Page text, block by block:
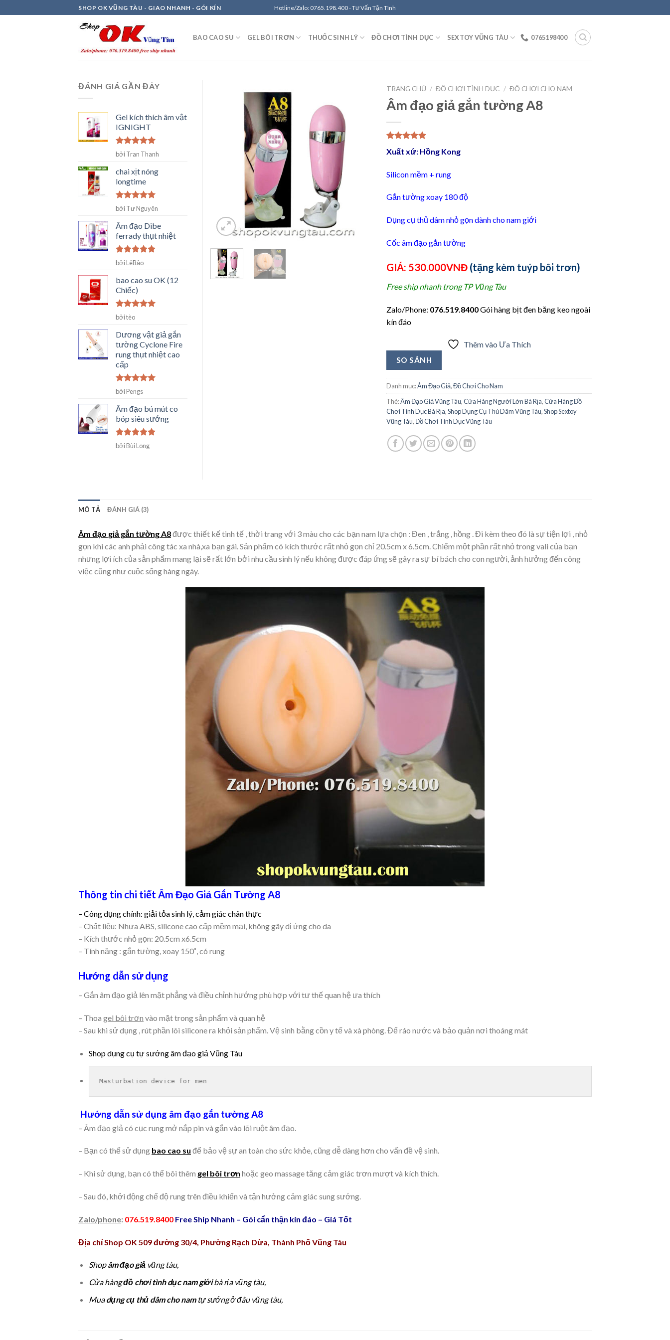
to
SHOP OK VŨNG TÀU - GIAO NHANH - GÓI KÍN Hotline/Zalo: 0765.198.400 - Tư Vấn Tận Tình
BAO CAO SU GEL BÔI TRƠN THUỐC SINH LÝ ĐỒ CHƠI TÌNH DỤC SEXTOY VŨNG TÀU 0765198400
Thêm
TRANG CHỦ / ĐỒ CHƠI TÌNH DỤC / ĐỒ CHƠI CHO NAM
Âm đạo giả gắn tường A8
5.00trên 5
dựa trên
Xuất xứ: Hồng Kong
Silicon mềm + rung
Gắn tường xoay 180 độ
Dụng cụ thủ dâm nhỏ gọn dành cho nam giới
Cốc âm đạo gắn tường
GIÁ: 530.000VNĐ (tặng kèm tuýp bôi trơn)
Free ship nhanh trong TP Vũng Tàu
Zalo/Phone: 076.519.8400Gói hàng bịt đen băng keo ngoài
kín đáo
Thêm vào Ưa Thích
SO SÁNH
Danh mục:Âm Đạo Giả,Đồ Chơi Cho Nam
Thẻ:Âm Đạo Giả Vũng Tàu,Cửa Hàng Người Lớn Bà Rịa,Cửa Hàng Đồ
Chơi Tình Dục Bà Rịa,Shop Dụng Cụ Thủ Dâm Vũng Tàu,Shop Sextoy
Vũng Tàu,Đồ Chơi Tình Dục Vũng Tàu
ĐÁNH GIÁ GẦN ĐÂY
Gel kích thích âm vật
IGNIGHT
Được xếp
sao
bởi Tran Thanh
chai xịt nóng
longtime
Được xếp
5
sao
bởi Tư Nguyên
Âm đạo Dibe
ferrady thụt nhiệt
Được xếp
sao
bởi LêBảo
bao cao su OK (12
Chiếc)
Được xếp
sao
bởi tèo
Dương vật giả gắn
tường Cyclone Fire
rung thụt nhiệt cao
cấp
Được xếp
55
sao
bởi Pengs
Âm đạo bú mút co
bóp siêu sướng
Được xếp
5
bởi Bùi Long
MÔ TẢ ĐÁNH GIÁ (3)
Âm đạo giả gắn tường A8được thiết kế tinh tế , thời trang với 3 màu cho các bạn nam lựa chọn : Đen , trắng , hồng . Đi kèm theo đó là sự tiện lợi , nhỏ
gọn khi các anh phải công tác xa nhà,xa bạn gái. Sản phẩm có kích thước rất nhỏ gọn chỉ 20.5cm x 6.5cm. Chiếm một phần rất nhỏ trong vali của bạn
nhưng lợi ích của sản phẩm mang lại sẽ rất lớn bởi nhu cầu sinh lý nếu không được đáp ứng sẽ gây ra sự bí bách cho con người, ảnh hưởng đến công
việc cũng như cuộc sống hàng ngày.
Thông tin chi tiết Âm Đạo Giả Gắn Tường A8
– Công dụng chính: giải tỏa sinh lý,cảm giác chân thực
– Chất liệu: Nhựa ABS, silicone cao cấp mềm mại, không gây dị ứng cho da
– Kích thước nhỏ gọn: 20.5cm x6.5cm
– Tính năng : gắn tường, xoay 150˚, có rung
Hướng dẫn sử dụng
– Gắn âm đạo giả lên mặt phẳng và điều chỉnh hướng phù hợp với tư thế quan hệ ưa thích
– Thoa gel bôi trơn vào mặt trong sản phẩm và quan hệ
– Sau khi sử dụng , rút phần lõi silicone ra khỏi sản phẩm. Vệ sinh bằng cồn y tế và xà phòng. Để ráo nước và bảo quản nơi thoáng mát
Shop dụng cụ tự sướng âm đạo giả Vũng Tàu
Masturbation device for men
Hướng dẫn sử dụng âm đạo gắn tường A8
– Âm đạo giả có cục rung mở nắp pin và gắn vào lõi ruột âm đạo.
– Bạn có thể sử dụng bao cao su để bảo vệ sự an toàn cho sức khỏe, cũng dễ dàng hơn cho vấn đề vệ sinh.
– Khi sử dụng, bạn có thể bôi thêm gel bôi trơn hoặc geo massage tăng cảm giác trơn mượt và kích thích.
– Sau đó, khởi động chế độ rung trên điều khiển và tận hưởng cảm giác sung sướng.
Zalo/phone: 076.519.8400 Free Ship Nhanh – Gói cẩn thận kín đáo – Giá Tốt
Địa chỉ Shop OK 509 đường 30/4, Phường Rạch Dừa, Thành Phố Vũng Tàu
Shopâm đạo giảvũng tàu,
Cửa hàngđồ chơi tình dục nam giớibà rịa vũng tàu,
Muadụng cụ thủ dâm cho namtự sướng ở đâu vũng tàu,